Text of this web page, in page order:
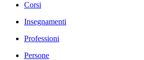
Corsi
Insegnamenti
Professioni
Persone